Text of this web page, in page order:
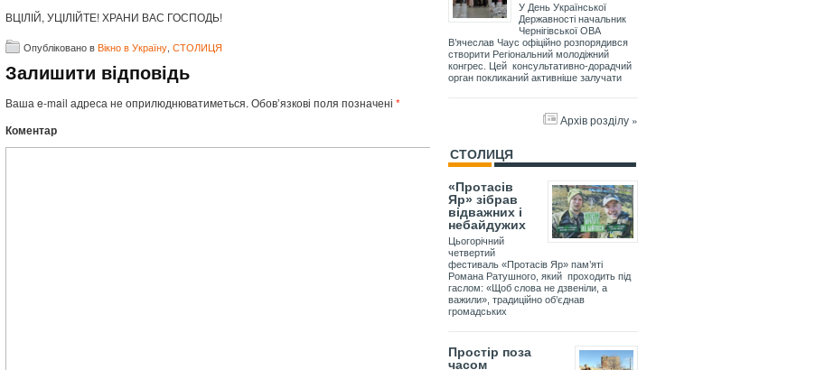
ВЦІЛІЙ, УЦІЛІЙТЕ! ХРАНИ ВАС ГОСПОДЬ!
Опубліковано вВікно в Україну, СТОЛИЦЯ
Залишити відповідь
Ваша e-mail адреса не оприлюднюватиметься. Обов’язкові поля позначені *
Коментар
У День Української
Державності начальник
Чернігівської ОВА
В’ячеслав Чаус офіційно розпорядився
створити Регіональний молодіжний
конгрес. Цей консультативно-дорадчий
орган покликаний активніше залучати
Архів розділу »
СТОЛИЦЯ
«Протасів
Яр» зібрав
відважних і
небайдужих
Цьогорічний
четвертий
фестиваль «Протасів Яр» пам’яті
Романа Ратушного, який проходить під
гаслом: «Щоб слова не дзвеніли, а
важили», традиційно об’єднав
громадських
Простір поза
часом